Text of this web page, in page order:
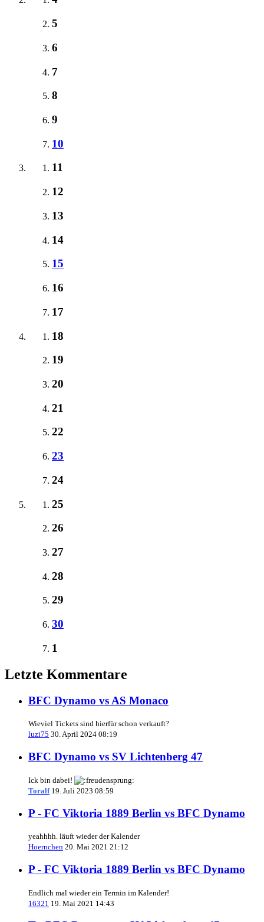
5
6
7
8
9
10
11
12
13
14
15
16
17
18
19
20
21
22
23
24
25
26
27
28
29
30
1
Letzte Kommentare
BFC Dynamo vs AS Monaco
Wieviel Tickets sind hierfür schon verkauft?
luzi75 30. April 2024 08:19
BFC Dynamo vs SV Lichtenberg 47
Ick bin dabei!
Toralf 19. Juli 2023 08:59
P - FC Viktoria 1889 Berlin vs BFC Dynamo
yeahhhh. läuft wieder der Kalender
Hoernchen 20. Mai 2021 21:12
P - FC Viktoria 1889 Berlin vs BFC Dynamo
Endlich mal wieder ein Termin im Kalender!
16321 19. Mai 2021 14:43